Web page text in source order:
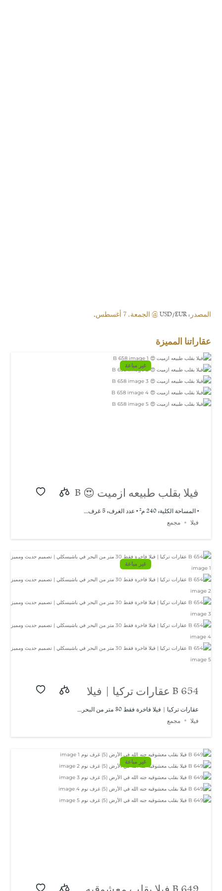
المصدر:USD/EUR@ الجمعة, 7 أغسطس.
عقاراتنا المميزة
غير مباعة
فيلا بقلب طبيعه ازميت 😍 B
658
• المساحة الكلية: 240 م² • عدد الغرف: 5 غرف...
فيلا
مجمع
غير مباعة
B 654 عقارات تركيا | فيلا
فاخرة فقط 30 متر من
البحر في باشيسكلي |
تصميم حديث ومميز
عقارات تركيا | فيلا فاخرة فقط 30 متر من البحر...
فيلا
مجمع
غير مباعة